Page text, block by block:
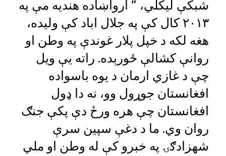
شبکې لیکلي، ” ارواښاده هندیه مې په
۲۰۱۳ کال کې په جلال اباد کې ولیده،
هغه لکه د خپل پلار غوندې په وطن او
روانې کشالې ځورېده. راته یې ویل
چې د غازي ارمان د یوه باسواده
افغانستان جوړول وو، نه دا ډول
افغانستان چې هره ورځ دې پکې جنګ
روان وي. ما د دغې سپین سرې
شهزادګۍ په خبرو کې له وطن او ملي